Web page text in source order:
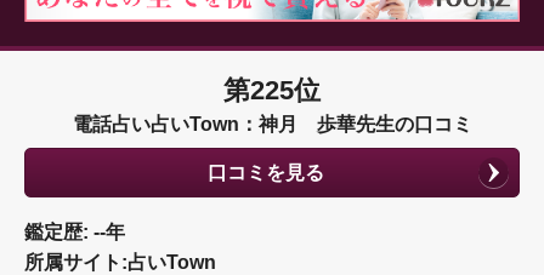
第225位
電話占い占いTown：神月 歩華先生の口コミ
口コミを見る
鑑定歴: --年
所属サイト:占いTown